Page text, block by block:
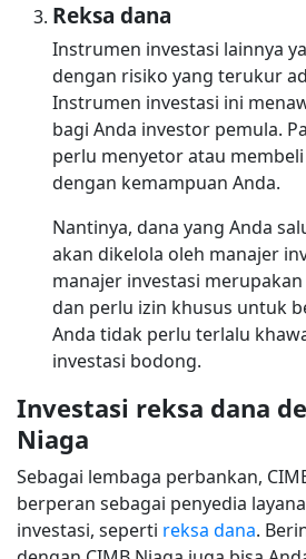
Reksa dana
Instrumen investasi lainnya
dengan risiko yang terukur
Instrumen investasi ini
bagi Anda investor pemula.
perlu menyetor atau
dengan kemampuan Anda.
Nantinya, dana yang Anda
akan dikelola oleh manajer
manajer investasi
dan perlu izin khusus untuk
Anda tidak perlu terlalu
investasi bodong.
Investasi reksa dana
Niaga
Sebagai lembaga perbankan,
berperan sebagai penyedia
investasi, seperti reksa dana.